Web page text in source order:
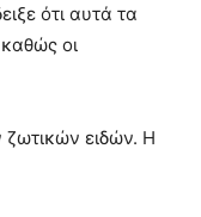
ότι αυτά τα
οι
ζωτικών ειδών. Η